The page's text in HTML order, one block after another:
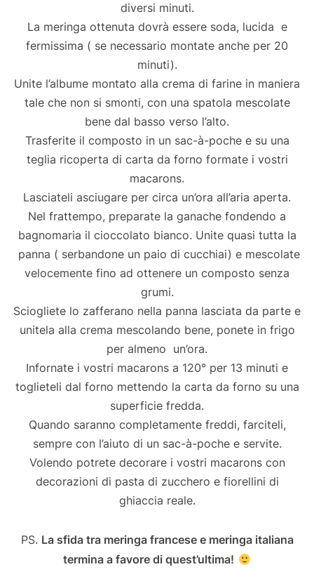
diversi minuti.
La meringa ottenuta dovrà essere soda, lucida e
fermissima ( se necessario montate anche per 20
minuti).
Unite l’albume montato alla crema di farine in maniera
tale che non si smonti, con una spatola mescolate
bene dal basso verso l’alto.
Trasferite il composto in un sac-à-poche e su una
teglia ricoperta di carta da forno formate i vostri
macarons.
Lasciateli asciugare per circa un’ora all’aria aperta.
Nel frattempo, preparate la ganache fondendo a
bagnomaria il cioccolato bianco. Unite quasi tutta la
panna ( serbandone un paio di cucchiai) e mescolate
velocemente fino ad ottenere un composto senza
grumi.
Sciogliete lo zafferano nella panna lasciata da parte e
unitela alla crema mescolando bene, ponete in frigo
per almeno un’ora.
Infornate i vostri macarons a 120° per 13 minuti e
toglieteli dal forno mettendo la carta da forno su una
superficie fredda.
Quando saranno completamente freddi, farciteli,
sempre con l’aiuto di un sac-à-poche e servite.
Volendo potrete decorare i vostri macarons con
decorazioni di pasta di zucchero e fiorellini di
ghiaccia reale.
PS. La sfida tra meringa francese e meringa italiana
termina a favore di quest’ultima!